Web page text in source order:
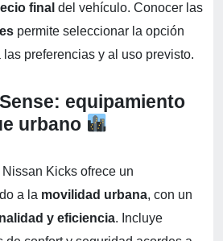
final del vehículo. Conocer las
permite seleccionar la opción
preferencias y al uso previsto.
equipamiento
urbano
Kicks ofrece un
a la movilidad urbana, con un
y eficiencia. Incluye